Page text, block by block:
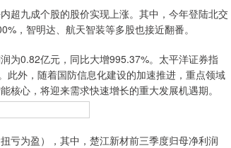
九成个股的股价实现上涨。其中，今年登陆北交
，智明达、航天智装等多股也接近翻番。
0.82亿元，同比大增995.37%。太平洋证券指
此外，随着国防信息化建设的加速推进，重点领域
心，将迎来需求快速增长的重大发展机遇期。
为盈），其中，楚江新材前三季度归母净利润